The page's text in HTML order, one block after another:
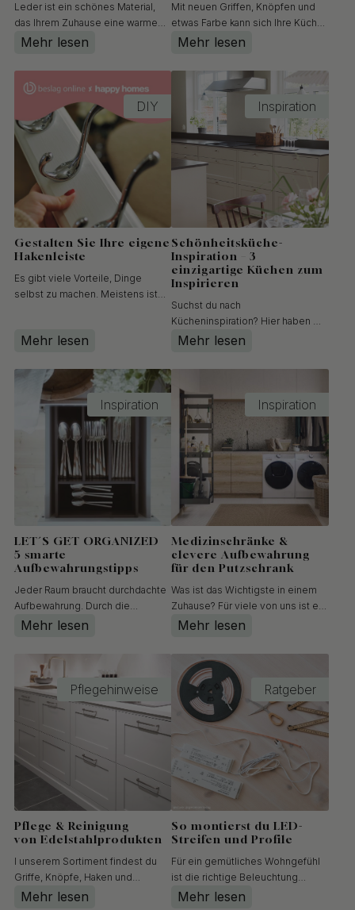
Leder ist ein schönes Material,
das Ihrem Zuhause eine warme
und natürliche Note verleiht – es
Material, das gepflegt werden
muss. Hier finden Sie sowohl
Informationen zu unseren
Ledergriffen und Lederknöpfen
a...
Mehr lesen
Mit neuen Griffen, Knöpfen und
etwas Farbe kann sich Ihre Küche
ganz einfach wie neu anfühlen!
haben, anstatt Neues zu kaufen.
Die Küche selbst umzugestalten
ist nicht nur unterhaltsamer und
günstiger – sonder...
Mehr lesen
DIY
Gestalten Sie Ihre eigene
Hakenleiste
Es gibt viele Vorteile, Dinge
selbst zu machen. Meistens ist
haben möchten, was auch
Gleiches besitzen wird.Wenn Sie
zusätzlich etwas Altes in etwas
Mehr lesen
Inspiration
Schönheitsküche-
Inspiration – 3
einzigartige Küchen zum
Inspirieren
Suchst du nach
Kücheninspiration? Hier haben wir
eine Auswahl an stilvollen und
zusammengestellt – voller
und zahlreicher Bilder, die
inspirieren. In jeder Küche stellen
wir Materialauswahl,...
Mehr lesen
Inspiration
LET´S GET ORGANIZED
5 smarte
Aufbewahrungstipps
Jeder Raum braucht durchdachte
Aufbewahrung. Durch die
Organisation mit verschiedenen
den Einsatz der richtigen
Beleuchtung erleichtern Sie sich
den Alltag – mit Lösungen, die
sowohl praktisch als auch stilvoll
Mehr lesen
Inspiration
Medizinschränke &
clevere Aufbewahrung
für den Putzschrank
Was ist das Wichtigste in einem
Zuhause? Für viele von uns ist es
ein wohnliches, ruhiges und
Sicherheit und Geborgenheit für
die ganze Familie.Und wie
erreicht man das? Ein gut
organisiertes Zuhause, in dem a...
Mehr lesen
Pflegehinweise
Pflege & Reinigung
von Edelstahlprodukten
I unserem Sortiment findest du
Griffe, Knöpfe, Haken und
Badaccessoires aus Edelstahl.
Mehr lesen
Ratgeber
So montierst du LED-
Streifen und Profile
Für ein gemütliches Wohngefühl
ist die richtige Beleuchtung
besonders wichtig. Beleuchtung,
Mehr lesen